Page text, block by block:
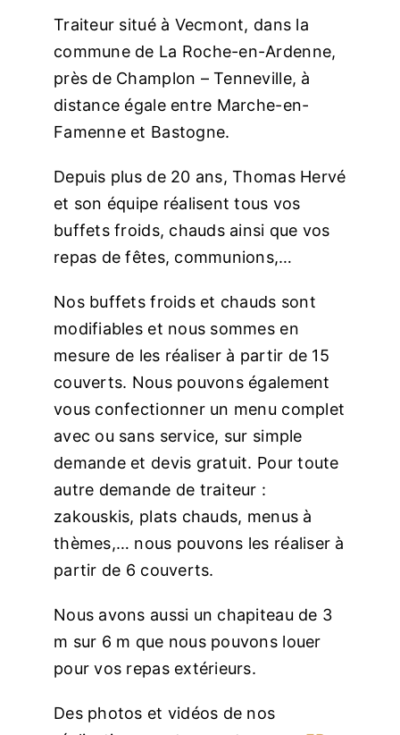
Traiteur situé à Vecmont, dans la
commune de La Roche-en-Ardenne,
près de Champlon – Tenneville, à
distance égale entre Marche-en-
Famenne et Bastogne.
Depuis plus de 20 ans, Thomas Hervé
et son équipe réalisent tous vos
buffets froids, chauds ainsi que vos
repas de fêtes, communions,…
Nos buffets froids et chauds sont
modifiables et nous sommes en
mesure de les réaliser à partir de 15
couverts. Nous pouvons également
vous confectionner un menu complet
avec ou sans service, sur simple
demande et devis gratuit. Pour toute
autre demande de traiteur :
zakouskis, plats chauds, menus à
thèmes,… nous pouvons les réaliser à
partir de 6 couverts.
Nous avons aussi un chapiteau de 3
m sur 6 m que nous pouvons louer
pour vos repas extérieurs.
Des photos et vidéos de nos